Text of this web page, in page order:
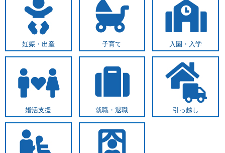
妊娠・出産 子育て 入園・入学
婚活支援 就職・退職 引っ越し